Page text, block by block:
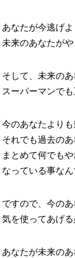
あなたが今逃げ
未来のあなたが
そして、未来の
スーパーマンで
今のあなたより
それでも過去の
まとめて何でも
なっている事な
ですので、今の
気を使ってあげる
あなたが未来の